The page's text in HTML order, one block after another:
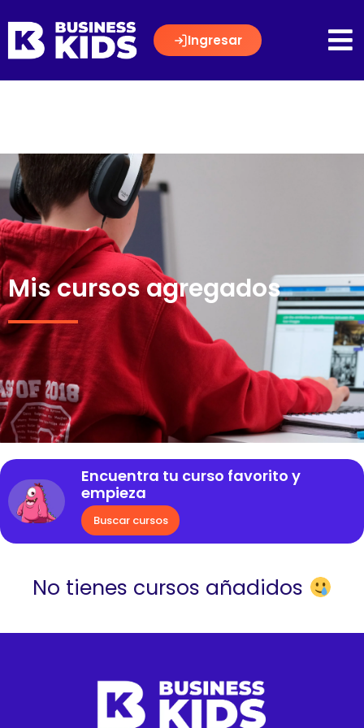
Ingresar
Mis cursos agregados
Encuentra tu curso favorito y
empieza
Buscar cursos
No tienes cursos añadidos